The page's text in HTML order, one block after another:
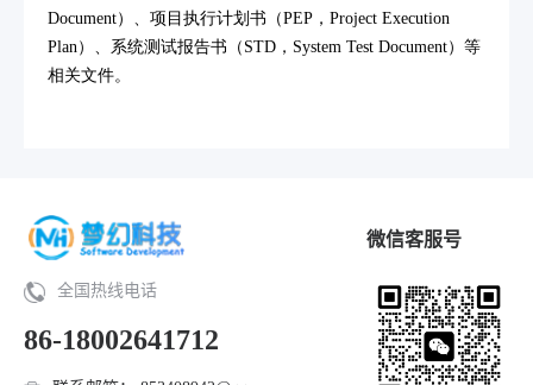
Document）、项目执行计划书（PEP，Project Execution
Plan）、系统测试报告书（STD，System Test Document）等
相关文件。
全国热线电话
86-18002641712
微信客服号